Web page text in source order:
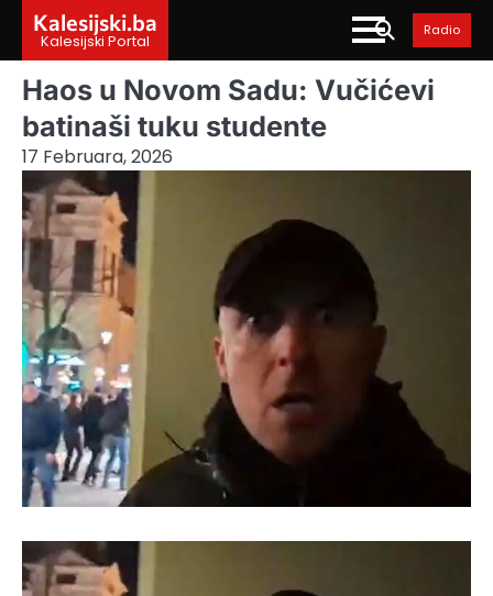
content
Kalesijski.ba
Kalesijski Portal
Radio
Haos u Novom Sadu: Vučićevi
batinaši tuku studente
17 Februara, 2026